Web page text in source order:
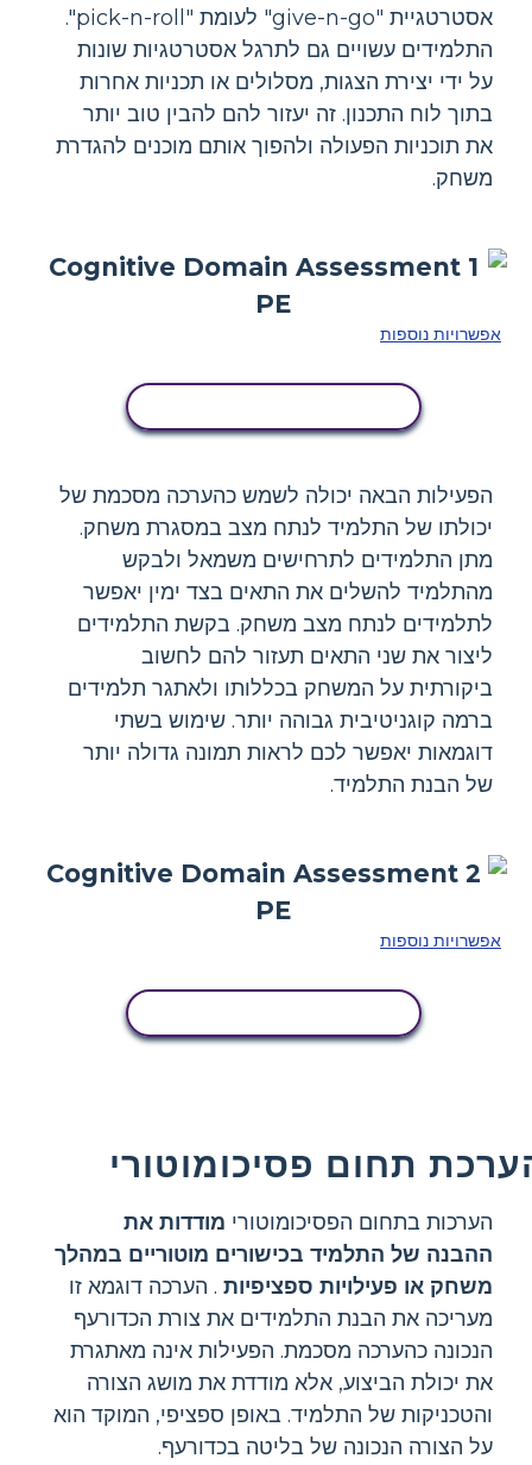
אסטרטגיית "give-n-go" לעומת "pick-n-roll".
התלמידים עשויים גם לתרגל אסטרטגיות שונות
על ידי יצירת הצגות, מסלולים או תכניות אחרות
בתוך לוח התכנון. זה יעזור להם להבין טוב יותר
את תוכניות הפעולה ולהפוך אותם מוכנים להגדרת
משחק.
אפשרויות נוספות
הפעילות הבאה יכולה לשמש כהערכה מסכמת של
יכולתו של התלמיד לנתח מצב במסגרת משחק.
מתן התלמידים לתרחישים משמאל ולבקש
מהתלמיד להשלים את התאים בצד ימין יאפשר
לתלמידים לנתח מצב משחק. בקשת התלמידים
ליצור את שני התאים תעזור להם לחשוב
ביקורתית על המשחק בכללותו ולאתגר תלמידים
ברמה קוגניטיבית גבוהה יותר. שימוש בשתי
דוגמאות יאפשר לכם לראות תמונה גדולה יותר
של הבנת התלמיד.
אפשרויות נוספות
תחום פסיכומוטורי
הערכות בתחום הפסיכומוטורי מודדות את
ההבנה של התלמיד בכישורים מוטוריים במהלך
משחק או פעילויות ספציפיות . הערכה דוגמא זו
מעריכה את הבנת התלמידים את צורת הכדורעף
הנכונה כהערכה מסכמת. הפעילות אינה מאתגרת
את יכולת הביצוע, אלא מודדת את מושג הצורה
והטכניקות של התלמיד. באופן ספציפי, המוקד הוא
על הצורה הנכונה של בליטה בכדורעף.